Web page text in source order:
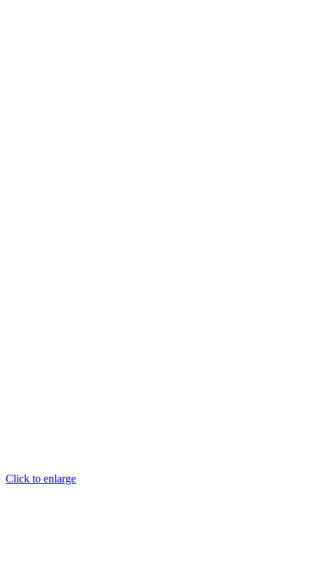
Click to enlarge